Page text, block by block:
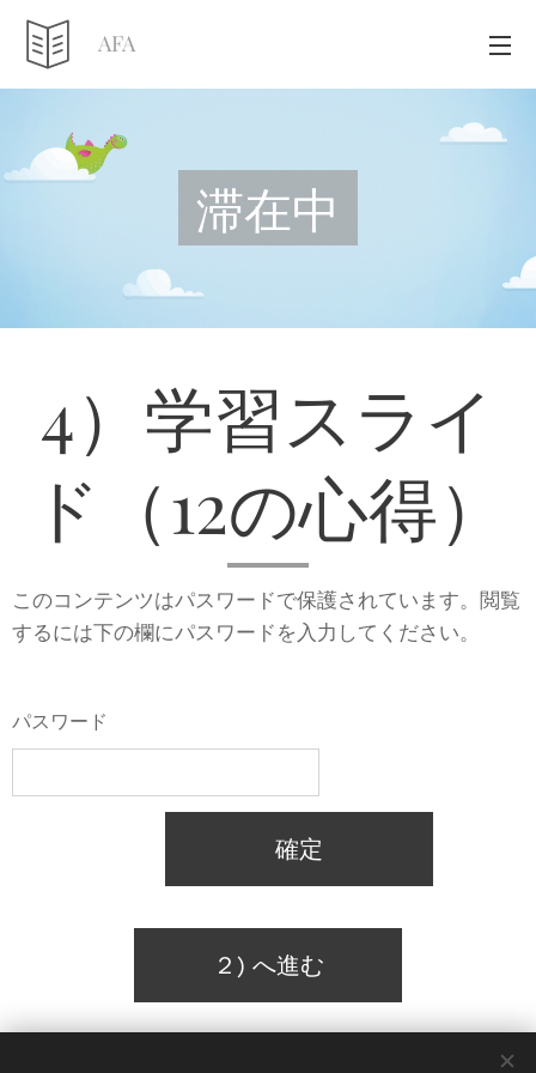
AFA
滞在中
4）学習スライ
ド（12の心得）
このコンテンツはパスワードで保護されています。閲覧
するには下の欄にパスワードを入力してください。
パスワード
確定
２) へ進む